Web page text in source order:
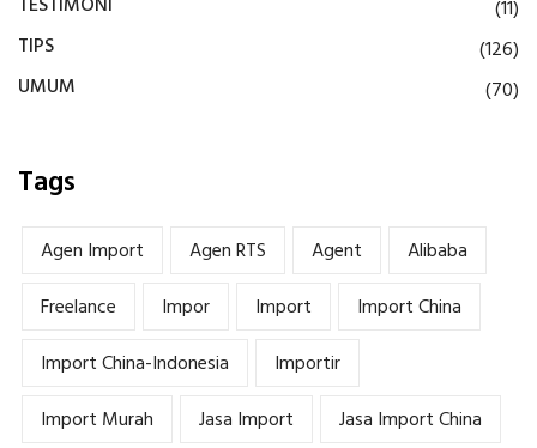
TESTIMONI
(11)
TIPS
(126)
UMUM
(70)
Tags
Agen Import Agen RTS Agent
Alibaba
Freelance
Impor Import
Import China
Import China-Indonesia
Importir
Import Murah
Jasa Import
Jasa Import China